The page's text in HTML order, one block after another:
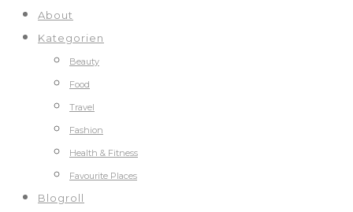
About
Kategorien
Beauty
Food
Travel
Fashion
Health & Fitness
Favourite Places
Blogroll